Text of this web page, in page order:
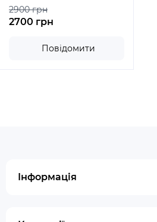
2900 грн
2700 грн
Повідомити
Інформація